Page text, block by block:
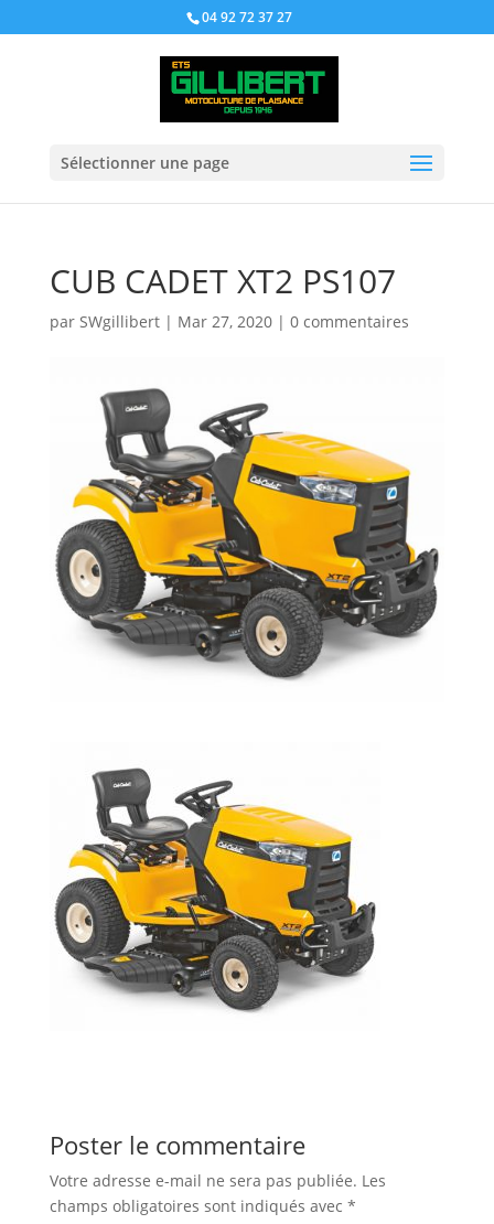
04 92 72 37 27
Sélectionner une page
CUB CADET XT2 PS107
par SWgillibert| Mar 27, 2020| 0 commentaires
Poster le commentaire
Votre adresse e-mail ne sera pas publiée. Les
champs obligatoires sont indiqués avec *